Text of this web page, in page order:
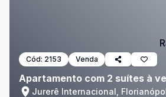
Cód: 2153 Venda
Apartamento com 2 suítes à
Jurerê Internacional,